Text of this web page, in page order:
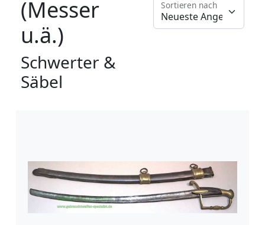
(Messer
u.ä.)
Schwerter &
Säbel
Sortieren nach